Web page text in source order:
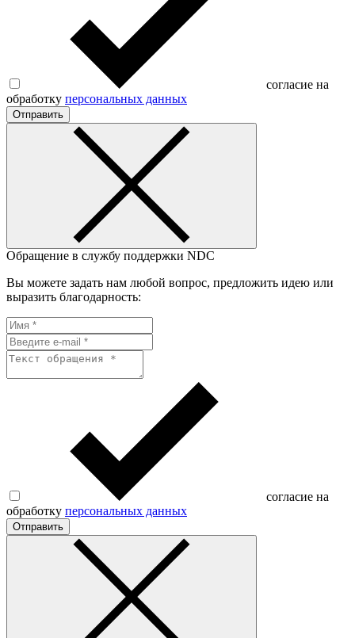
согласие на
обработку персональных данных
Отправить
Обращение в службу поддержки NDC
Вы можете задать нам любой вопрос, предложить идею или
выразить благодарность:
согласие на
обработку персональных данных
Отправить